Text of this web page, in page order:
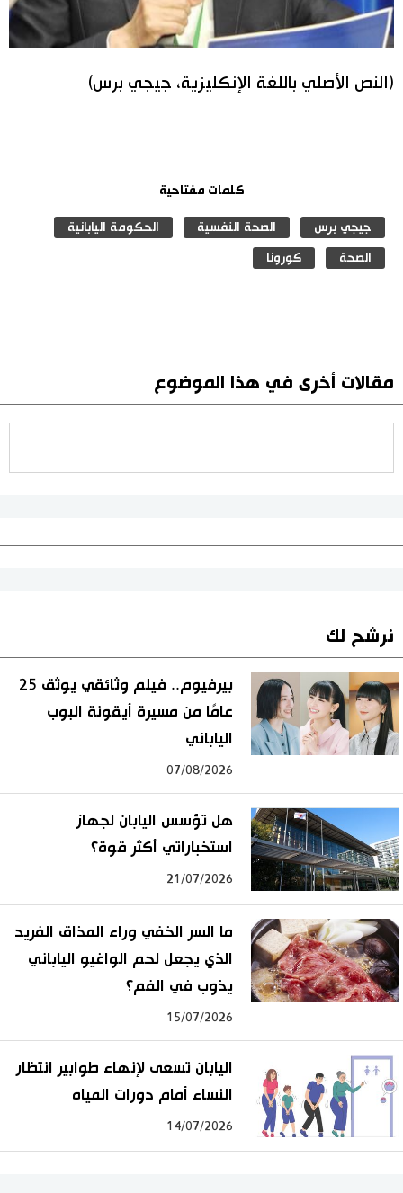
(النص الأصلي باللغة الإنكليزية، جيجي برس)
كلمات مفتاحية
جيجي برس الصحة النفسية الحكومة اليابانية
الصحة كورونا
مقالات أخرى في هذا الموضوع
نرشح لك
بيرفيوم.. فيلم وثائقي يوثق 25
عامًا من مسيرة أيقونة البوب
الياباني
07/08/2026
هل تؤسس اليابان لجهاز
استخباراتي أكثر قوة؟
21/07/2026
ما السر الخفي وراء المذاق الفريد
الذي يجعل لحم الواغيو الياباني
يذوب في الفم؟
15/07/2026
اليابان تسعى لإنهاء طوابير انتظار
النساء أمام دورات المياه
14/07/2026